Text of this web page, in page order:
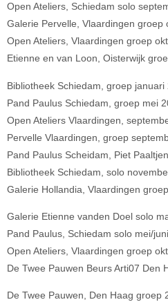
Open Ateliers, Schiedam solo
Galerie Pervelle, Vlaardingen groep
Open Ateliers, Vlaardingen groep
Etienne en van Loon, Oisterwijk
Bibliotheek Schiedam, groep januari
Pand Paulus Schiedam, groep mei
Open Ateliers Vlaardingen,
Pervelle Vlaardingen, groep
Pand Paulus Scheidam, Piet
Bibliotheek Schiedam, solo
Galerie Hollandia, Vlaardingen
Galerie Etienne vanden Doel solo
Pand Paulus, Schiedam solo mei/
Open Ateliers, Vlaardingen groep
De Twee Pauwen Beurs Arti07 Den
De Twee Pauwen, Den Haag groep